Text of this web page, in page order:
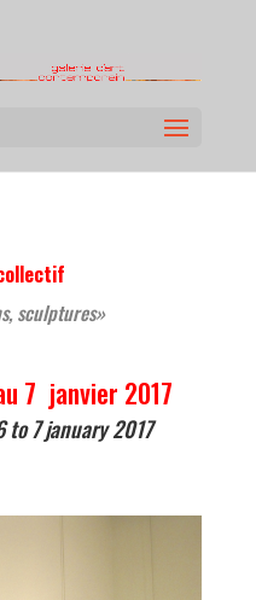
sculptures»
7 janvier 2017
to 7 january 2017